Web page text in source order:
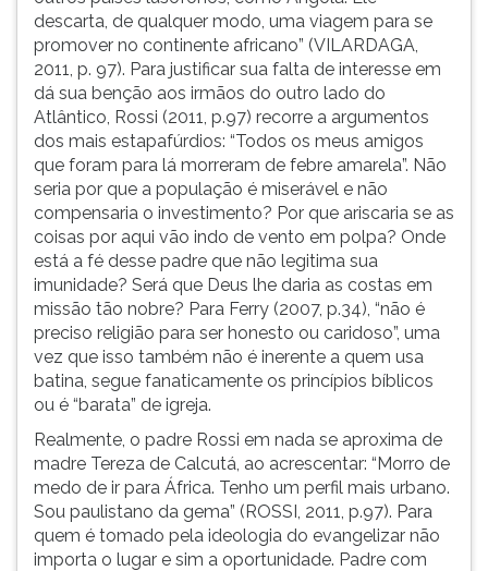
descarta, de qualquer modo, uma viagem para se
promover no continente africano” (VILARDAGA,
2011, p. 97). Para justificar sua falta de interesse em
dá sua benção aos irmãos do outro lado do
Atlântico, Rossi (2011, p.97) recorre a argumentos
dos mais estapafúrdios: “Todos os meus amigos
que foram para lá morreram de febre amarela”. Não
seria por que a população é miserável e não
compensaria o investimento? Por que ariscaria se as
coisas por aqui vão indo de vento em polpa? Onde
está a fé desse padre que não legitima sua
imunidade? Será que Deus lhe daria as costas em
missão tão nobre? Para Ferry (2007, p.34), “não é
preciso religião para ser honesto ou caridoso”, uma
vez que isso também não é inerente a quem usa
batina, segue fanaticamente os princípios bíblicos
ou é “barata” de igreja.
Realmente, o padre Rossi em nada se aproxima de
madre Tereza de Calcutá, ao acrescentar: “Morro de
medo de ir para África. Tenho um perfil mais urbano.
Sou paulistano da gema” (ROSSI, 2011, p.97). Para
quem é tomado pela ideologia do evangelizar não
importa o lugar e sim a oportunidade. Padre com